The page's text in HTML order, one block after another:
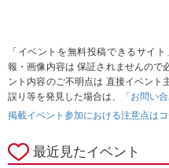
「イベントを無料投稿できるサイ
報・画像内容は 保証されませんので
ント内容のご不明点は 直接イベント
誤り等を発見した場合は、
「お問い合
掲載イベント参加における注意点はコ
最近見たイベント